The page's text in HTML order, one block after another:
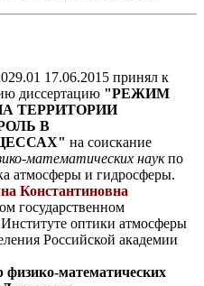
17.06.2015 принял к
диссертацию "РЕЖИМ
ТЕРРИТОРИИ
В
на соискание
математических наукпо
атмосферы и гидросферы.
Константиновна
государственном
оптики атмосферы
Российской академии
физико-математических